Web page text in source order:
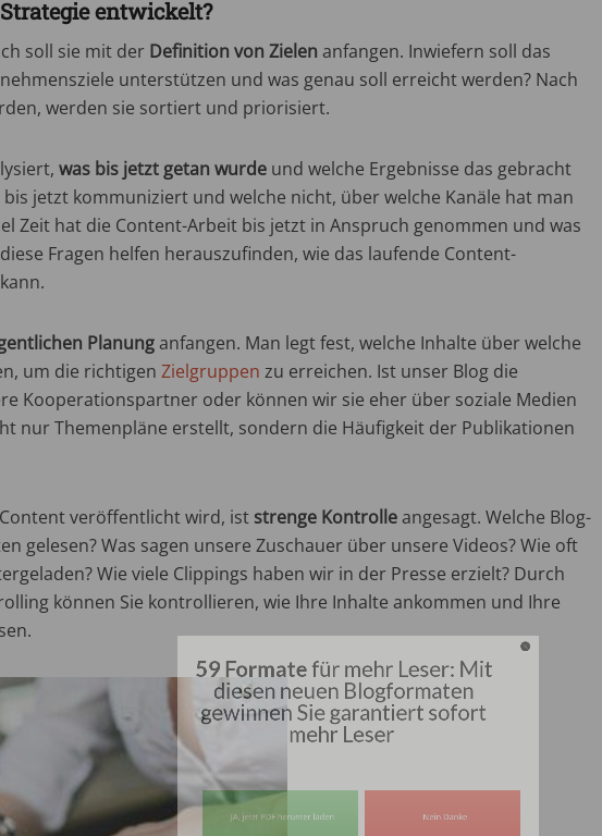
entwickelt?
soll sie mit der Definition von Zielen anfangen. Inwiefern soll das
unterstützen und was genau soll erreicht werden? Nach
werden sie sortiert und priorisiert.
was bis jetzt getan wurde und welche Ergebnisse das gebracht
jetzt kommuniziert und welche nicht, über welche Kanäle hat man
Zeit hat die Content-Arbeit bis jetzt in Anspruch genommen und was
Fragen helfen herauszufinden, wie das laufende Content-
Planunganfangen. Man legt fest, welche Inhalte über welche
um die richtigen Zielgruppen zu erreichen. Ist unser Blog die
Kooperationspartner oder können wir sie eher über soziale Medien
nur Themenpläne erstellt, sondern die Häufigkeit der Publikationen
veröffentlicht wird, ist strenge Kontrolleangesagt. Welche Blog-
gelesen? Was sagen unsere Zuschauer über unsere Videos? Wie oft
Wie viele Clippings haben wir in der Presse erzielt? Durch
können Sie kontrollieren, wie Ihre Inhalte ankommen und Ihre
​​Formatefür mehr
diesen neuen
Sie garantiert
mehr Leser​